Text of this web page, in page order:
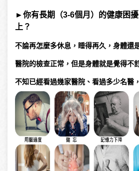
►你有長期（3-6個月）的健康困
上？
不論再怎麼多休息，睡得再久，身體還
醫院的檢查正常，但是身體就是覺得不
不知已經看過幾家醫院、看過多少名醫